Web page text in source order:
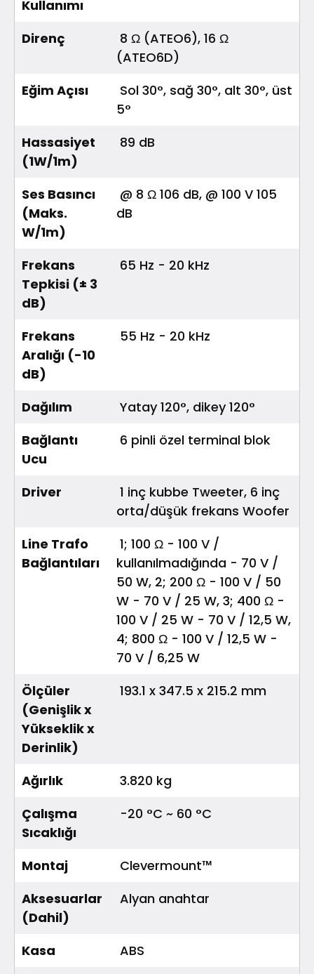
Kullanımı
Direnç
8 Ω (ATEO6), 16 Ω
(ATEO6D)
Eğim Açısı
Sol 30°, sağ 30°, alt 30°, üst
5°
Hassasiyet
(1W/1m)
89 dB
Ses Basıncı
(Maks.
W/1m)
@ 8 Ω 106 dB, @ 100 V 105
dB
Frekans
Tepkisi (± 3
dB)
65 Hz - 20 kHz
Frekans
Aralığı (-10
dB)
55 Hz - 20 kHz
Dağılım
Yatay 120°, dikey 120°
Bağlantı
Ucu
6 pinli özel terminal blok
Driver
1 inç kubbe Tweeter, 6 inç
orta/düşük frekans Woofer
Line Trafo
Bağlantıları
1; 100 Ω - 100 V /
kullanılmadığında - 70 V /
50 W, 2; 200 Ω - 100 V / 50
W - 70 V / 25 W, 3; 400 Ω -
100 V / 25 W - 70 V / 12,5 W,
4; 800 Ω - 100 V / 12,5 W -
70 V / 6,25 W
Ölçüler
(Genişlik x
Yükseklik x
Derinlik)
193.1 x 347.5 x 215.2 mm
Ağırlık
3.820 kg
Çalışma
Sıcaklığı
-20 °C ~ 60 °C
Montaj
Clevermount™
Aksesuarlar
(Dahil)
Alyan anahtar
Kasa
ABS